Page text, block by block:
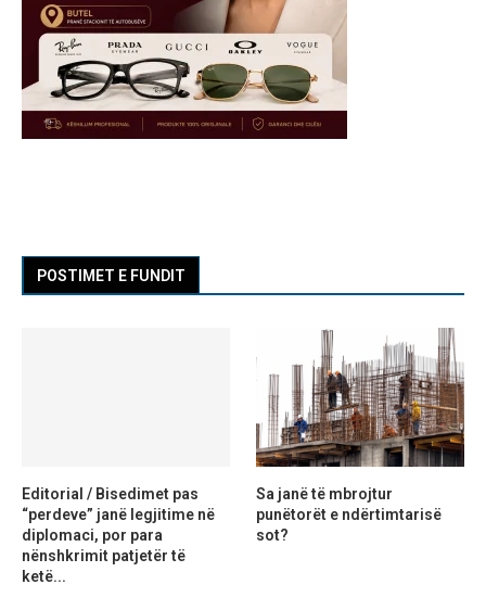
POSTIMET E FUNDIT
Editorial / Bisedimet pas
“perdeve” janë legjitime në
diplomaci, por para
nënshkrimit patjetër të
ketë...
Sa janë të mbrojtur
punëtorët e ndërtimtarisë
sot?